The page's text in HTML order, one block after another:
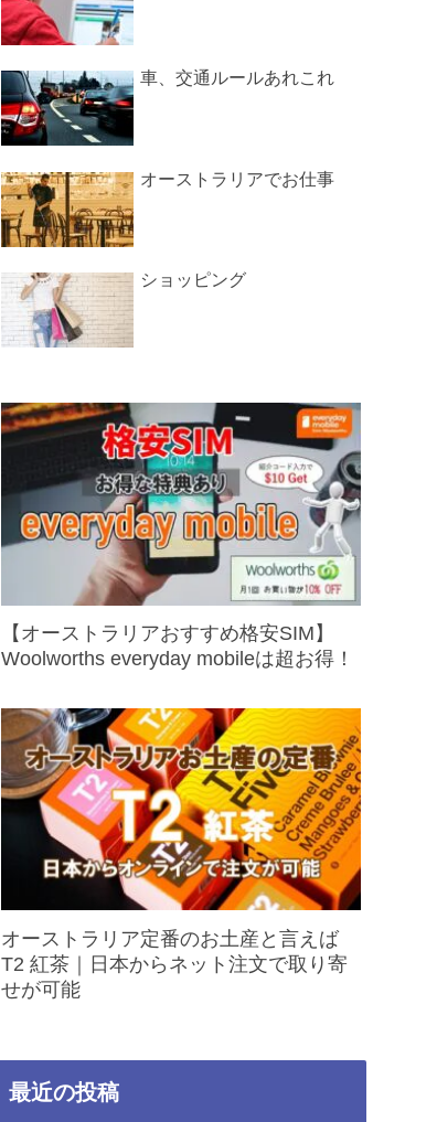
車、交通ルールあれこれ
オーストラリアでお仕事
ショッピング
【オーストラリアおすすめ格安SIM】
Woolworths everyday mobileは超お得！
オーストラリア定番のお土産と言えば
T2 紅茶｜日本からネット注文で取り寄
せが可能
最近の投稿